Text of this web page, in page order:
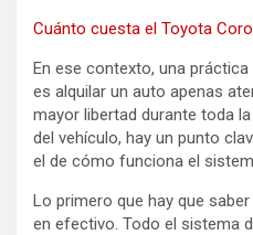
Cuánto cuesta el Toyota
En ese contexto, una
es alquilar un auto apenas
mayor libertad durante toda
del vehículo, hay un punto
el de cómo funciona el
Lo primero que hay que
en efectivo. Todo el sistema